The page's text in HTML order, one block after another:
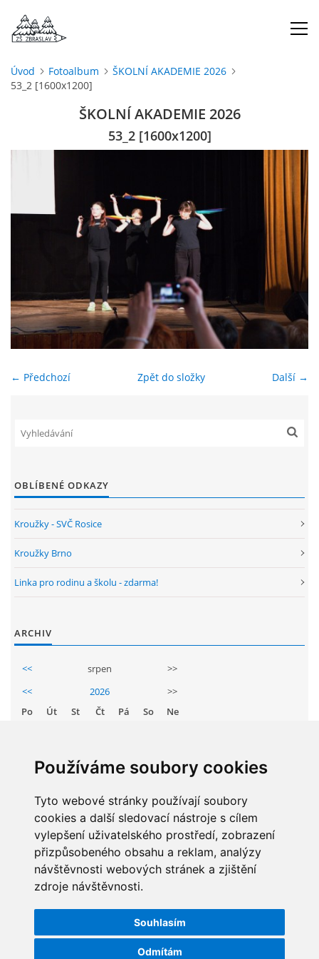
Používáme soubory cookies
Tyto webové stránky používají soubory
cookies a další sledovací nástroje s cílem
vylepšení uživatelského prostředí, zobrazení
přizpůsobeného obsahu a reklam, analýzy
návštěvnosti webových stránek a zjištění
zdroje návštěvnosti.
Souhlasím
Odmítám
ÚVOD
ŠKOLNÍ ROK
DOKUMENTY
PROJEKTY
ENVIRONMENTÁLNÍ VÝCHOVA
ŠKOLNÍ DRUŽINA
ŠKOLNÍ JÍDELNA
ARCHIV
PŘEDŠKOLÁCI
ŠKOLNÍ PORADENSKÉ PRACOVIŠTĚ
NEPOTŘEBNÝ MAJETEK
NAUČNÁ STEZKA ZBRASLAV
Úvod Fotoalbum
ŠKOLNÍ AKADEMIE 2026
53_2 [1600x1200]
ŠKOLNÍ AKADEMIE 2026
53_2 [1600x1200]
← Předchozí Další →
Zpět do složky
OBLÍBENÉ ODKAZY
Kroužky - SVČ Rosice
Kroužky Brno
Linka pro rodinu a školu - zdarma!
ARCHIV
<< srpen
>>
<<
2026
>>
Po
Út St Čt Pá So
Ne
11 12 13 14 15
16
18 19 20 21 22
23
25 26 27 28 29
30
STATISTIKY